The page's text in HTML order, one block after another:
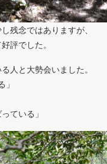
残念ではありますが、
評でした。
人と大勢会いました。
ている」